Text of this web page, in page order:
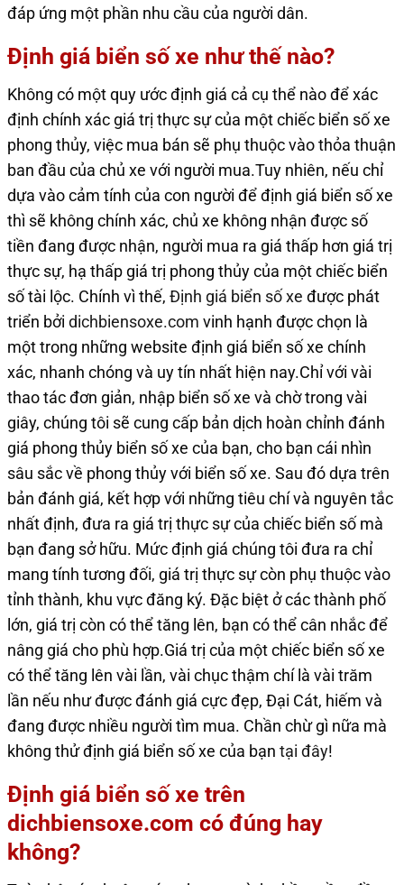
đáp ứng một phần nhu cầu của người dân.
Định giá biển số xe như thế nào?
Không có một quy ước định giá cả cụ thể nào để xác
định chính xác giá trị thực sự của một chiếc biển số xe
phong thủy, việc mua bán sẽ phụ thuộc vào thỏa thuận
ban đầu của chủ xe với người mua.Tuy nhiên, nếu chỉ
dựa vào cảm tính của con người để định giá biển số xe
thì sẽ không chính xác, chủ xe không nhận được số
tiền đang được nhận, người mua ra giá thấp hơn giá trị
thực sự, hạ thấp giá trị phong thủy của một chiếc biển
số tài lộc. Chính vì thế, Định giá biển số xe được phát
triển bởi dichbiensoxe.com vinh hạnh được chọn là
một trong những website định giá biển số xe chính
xác, nhanh chóng và uy tín nhất hiện nay.Chỉ với vài
thao tác đơn giản, nhập biển số xe và chờ trong vài
giây, chúng tôi sẽ cung cấp bản dịch hoàn chỉnh đánh
giá phong thủy biển số xe của bạn, cho bạn cái nhìn
sâu sắc về phong thủy với biển số xe. Sau đó dựa trên
bản đánh giá, kết hợp với những tiêu chí và nguyên tắc
nhất định, đưa ra giá trị thực sự của chiếc biển số mà
bạn đang sở hữu. Mức định giá chúng tôi đưa ra chỉ
mang tính tương đối, giá trị thực sự còn phụ thuộc vào
tỉnh thành, khu vực đăng ký. Đặc biệt ở các thành phố
lớn, giá trị còn có thể tăng lên, bạn có thể cân nhắc để
nâng giá cho phù hợp.Giá trị của một chiếc biển số xe
có thể tăng lên vài lần, vài chục thậm chí là vài trăm
lần nếu như được đánh giá cực đẹp, Đại Cát, hiếm và
đang được nhiều người tìm mua. Chần chừ gì nữa mà
không thử định giá biển số xe của bạn tại đây!
Định giá biển số xe trên
dichbiensoxe.com có đúng hay
không?